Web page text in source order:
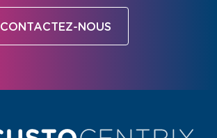
CONTACTEZ-NOUS